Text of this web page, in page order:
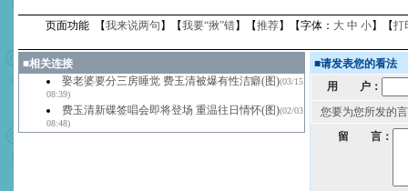
页面功能 【我来说两句 】【我要“揪”错】【推荐】【字体： 大 中 小】【打
■相关连接
娶老婆要分三房睡觉 费玉清被爆有性洁癖(图)(03/15
08:39)
费玉清新碟签唱会即将登场 重温往日情怀(图)(02/03
08:48)
■请发表您的看法
用 户：
您要为您所发的
留 言：